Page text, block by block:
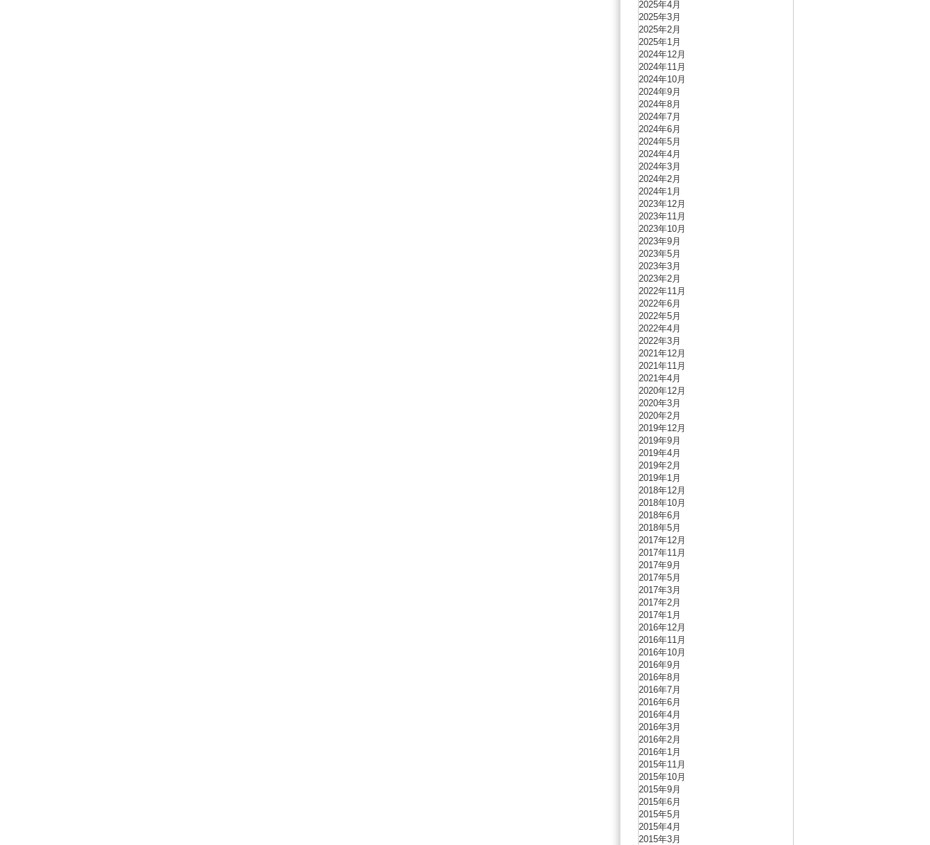
2025年4月
2025年3月
2025年2月
2025年1月
2024年12月
2024年11月
2024年10月
2024年9月
2024年8月
2024年7月
2024年6月
2024年5月
2024年4月
2024年3月
2024年2月
2024年1月
2023年12月
2023年11月
2023年10月
2023年9月
2023年5月
2023年3月
2023年2月
2022年11月
2022年6月
2022年5月
2022年4月
2022年3月
2021年12月
2021年11月
2021年4月
2020年12月
2020年3月
2020年2月
2019年12月
2019年9月
2019年4月
2019年2月
2019年1月
2018年12月
2018年10月
2018年6月
2018年5月
2017年12月
2017年11月
2017年9月
2017年5月
2017年3月
2017年2月
2017年1月
2016年12月
2016年11月
2016年10月
2016年9月
2016年8月
2016年7月
2016年6月
2016年4月
2016年3月
2016年2月
2016年1月
2015年11月
2015年10月
2015年9月
2015年6月
2015年5月
2015年4月
2015年3月